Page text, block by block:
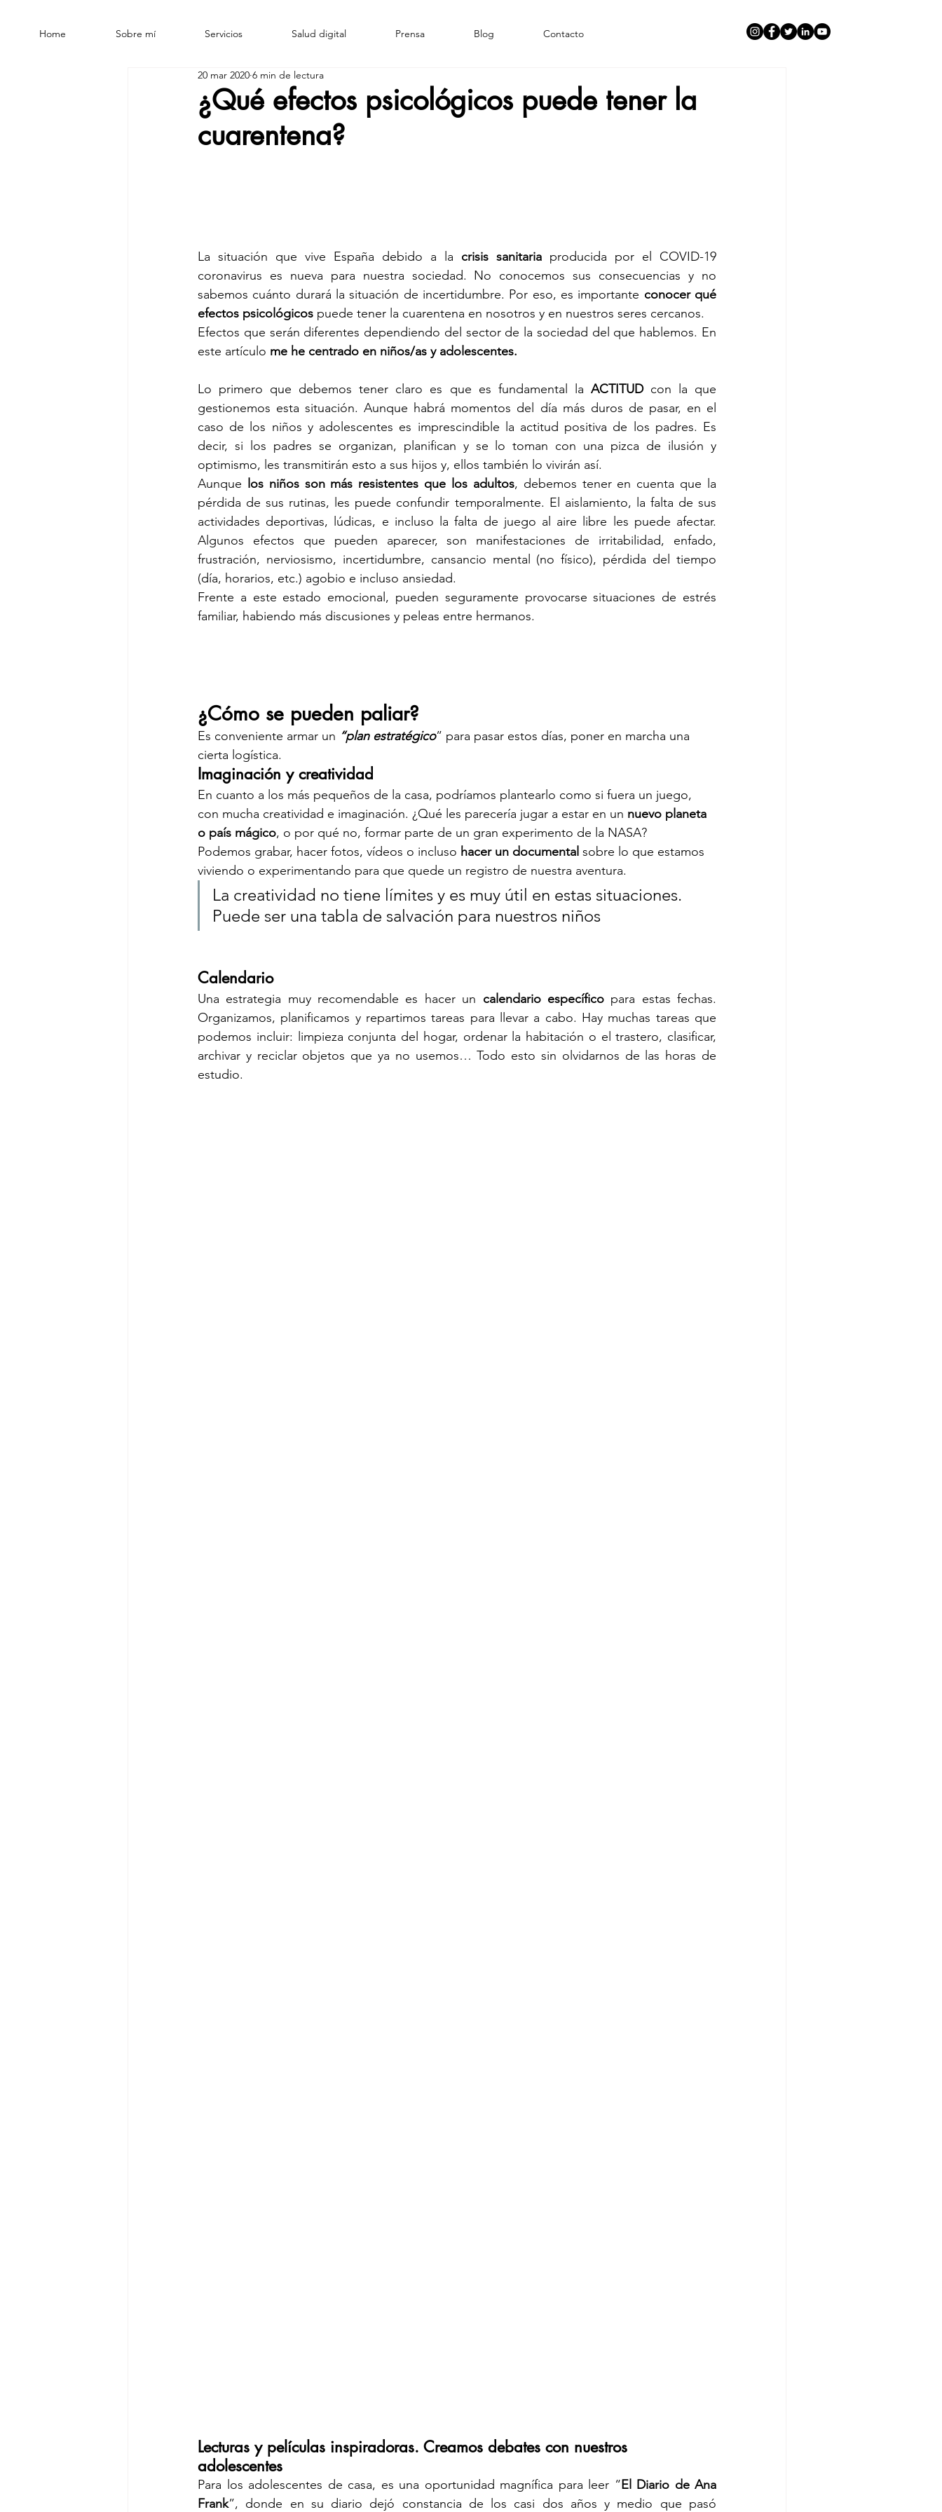
Home Sobre mí Servicios Salud digital Prensa Blog Contacto
¿Qué efectos psicológicos puede tener la
cuarentena?
20 mar 2020 6 min de lectura
La situación que vive España debido a la crisis sanitaria producida por el COVID-19
coronavirus es nueva para nuestra sociedad. No conocemos sus consecuencias y no
sabemos cuánto durará la situación de incertidumbre. Por eso, es importante conocer qué
efectos psicológicos puede tener la cuarentena en nosotros y en nuestros seres cercanos.
Efectos que serán diferentes dependiendo del sector de la sociedad del que hablemos. En
este artículo me he centrado en niños/as y adolescentes.
Lo primero que debemos tener claro es que es fundamental la ACTITUD con la que
gestionemos esta situación. Aunque habrá momentos del día más duros de pasar, en el
caso de los niños y adolescentes es imprescindible la actitud positiva de los padres. Es
decir, si los padres se organizan, planifican y se lo toman con una pizca de ilusión y
optimismo, les transmitirán esto a sus hijos y, ellos también lo vivirán así.
Aunque los niños son más resistentes que los adultos, debemos tener en cuenta que la
pérdida de sus rutinas, les puede confundir temporalmente. El aislamiento, la falta de sus
actividades deportivas, lúdicas, e incluso la falta de juego al aire libre les puede afectar.
Algunos efectos que pueden aparecer, son manifestaciones de irritabilidad, enfado,
frustración, nerviosismo, incertidumbre, cansancio mental (no físico), pérdida del tiempo
(día, horarios, etc.) agobio e incluso ansiedad.
Frente a este estado emocional, pueden seguramente provocarse situaciones de estrés
familiar, habiendo más discusiones y peleas entre hermanos.
¿Cómo se pueden paliar?
Es conveniente armar un “plan estratégico” para pasar estos días, poner en marcha una
cierta logística.
Imaginación y creatividad
En cuanto a los más pequeños de la casa, podríamos plantearlo como si fuera un juego,
con mucha creatividad e imaginación. ¿Qué les parecería jugar a estar en un nuevo planeta
o país mágico, o por qué no, formar parte de un gran experimento de la NASA?
Podemos grabar, hacer fotos, vídeos o incluso hacer un documental sobre lo que estamos
viviendo o experimentando para que quede un registro de nuestra aventura.
La creatividad no tiene límites y es muy útil en estas situaciones.
Puede ser una tabla de salvación para nuestros niños
Calendario
Una estrategia muy recomendable es hacer un calendario específico para estas fechas.
Organizamos, planificamos y repartimos tareas para llevar a cabo. Hay muchas tareas que
podemos incluir: limpieza conjunta del hogar, ordenar la habitación o el trastero, clasificar,
archivar y reciclar objetos que ya no usemos… Todo esto sin olvidarnos de las horas de
estudio.
Lecturas y películas inspiradoras. Creamos debates con nuestros
adolescentes
Para los adolescentes de casa, es una oportunidad magnífica para leer “El Diario de Ana
Frank”, donde en su diario dejó constancia de los casi dos años y medio que pasó